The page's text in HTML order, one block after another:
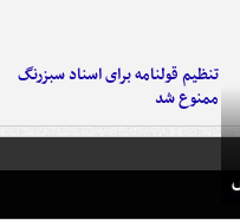
تنظیم قولنامه برای اسناد سبزرنگ
ممنوع شد